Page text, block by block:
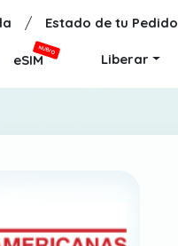
/ Estado de tu Pedido
eSIM
NUEVO
Liberar